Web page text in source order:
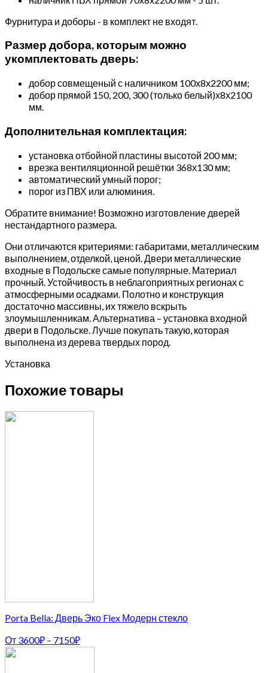
Фурнитура и доборы - в комплект не входят.
Размер добора, которым можно
укомплектовать дверь:
добор совмещеный с наличником 100х8х2200 мм;
добор прямой 150, 200, 300 (только белый)х8х2100
мм.
Дополнительная комплектация:
установка отбойной пластины высотой 200 мм;
врезка вентиляционной решётки 368х130 мм;
автоматический умный порог;
порог из ПВХ или алюминия.
Обратите внимание! Возможно изготовление дверей
нестандартного размера.
Они отличаются критериями: габаритами, металлическим
выполнением, отделкой, ценой. Двери металлические
входные в Подольске самые популярные. Материал
прочный. Устойчивость в неблагоприятных регионах с
атмосферными осадками. Полотно и конструкция
достаточно массивны, их тяжело вскрыть
злоумышленникам. Альтернатива – установка входной
двери в Подольске. Лучше покупать такую, которая
выполнена из дерева твердых пород.
Установка
Похожие товары
Porta Bella: Дверь Эко Flex Модерн стекло
От 3600₽ – 7150₽